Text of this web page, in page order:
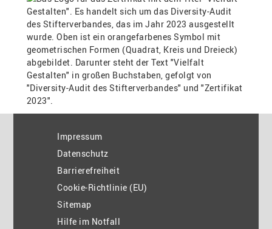
Impressum
Datenschutz
Barrierefreiheit
Cookie-Richtlinie (EU)
Sitemap
Hilfe im Notfall